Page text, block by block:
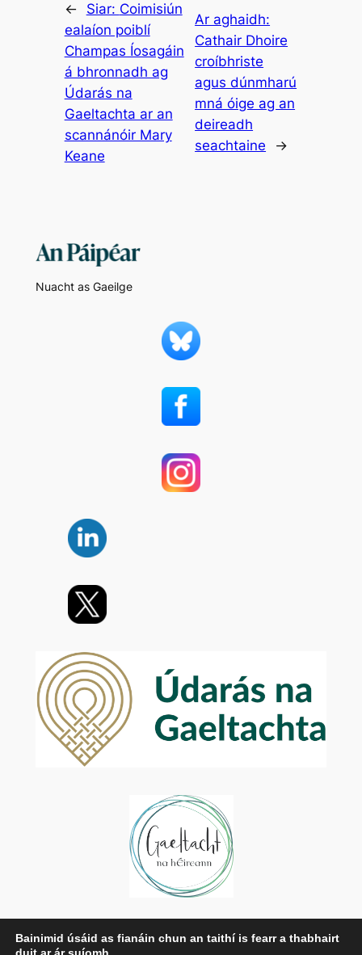
← Siar: Coimisiún
ealaíon poiblí
Champas Íosagáin
á bhronnadh ag
Údarás na
Gaeltachta ar an
scannánóir Mary
Keane
Ar aghaidh:
Cathair Dhoire
croíbhriste
agus dúnmharú
mná óige ag an
deireadh
seachtaine
→
Nuacht as Gaeilge
Príobháideachas
Bainimid úsáid as fianáin chun an taithí is fearr a thabhairt